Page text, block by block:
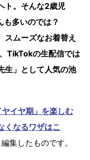
ト。そんな2歳児
も多いのでは？
スムーズなお着替え
TikTokの生配信では
生」として人気の池
イヤ期」を楽しむ
なるワザはこ
集したものです。